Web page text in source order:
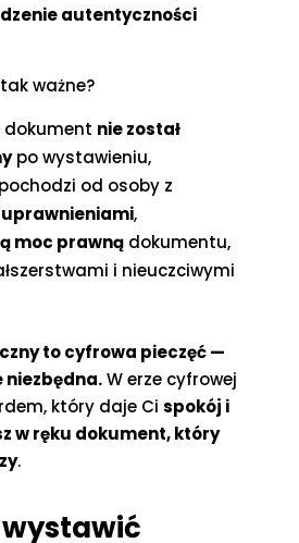
autentyczności
ważne?
dokument nie został
po wystawieniu,
od osoby z
,
moc prawną dokumentu,
i nieuczciwymi
to cyfrowa pieczęć —
niezbędna.W erze cyfrowej
który daje Cispokój i
w ręku dokument, który
.